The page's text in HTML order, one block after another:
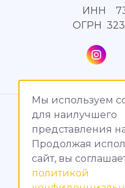
Мы используем
для наилучшего
представления
Продолжая
сайт, вы
политикой
ИНН
ОГРН
©
Политика
Обработка
Создание